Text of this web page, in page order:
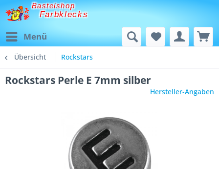
Bastelshop
Farbklecks
Menü
Übersicht Rockstars
Rockstars Perle E 7mm silber
Hersteller-Angaben